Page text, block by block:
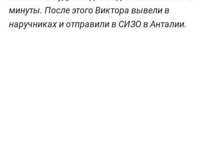
минуты. После этого Виктора вывели в
наручниках и отправили в СИЗО в Анталии.